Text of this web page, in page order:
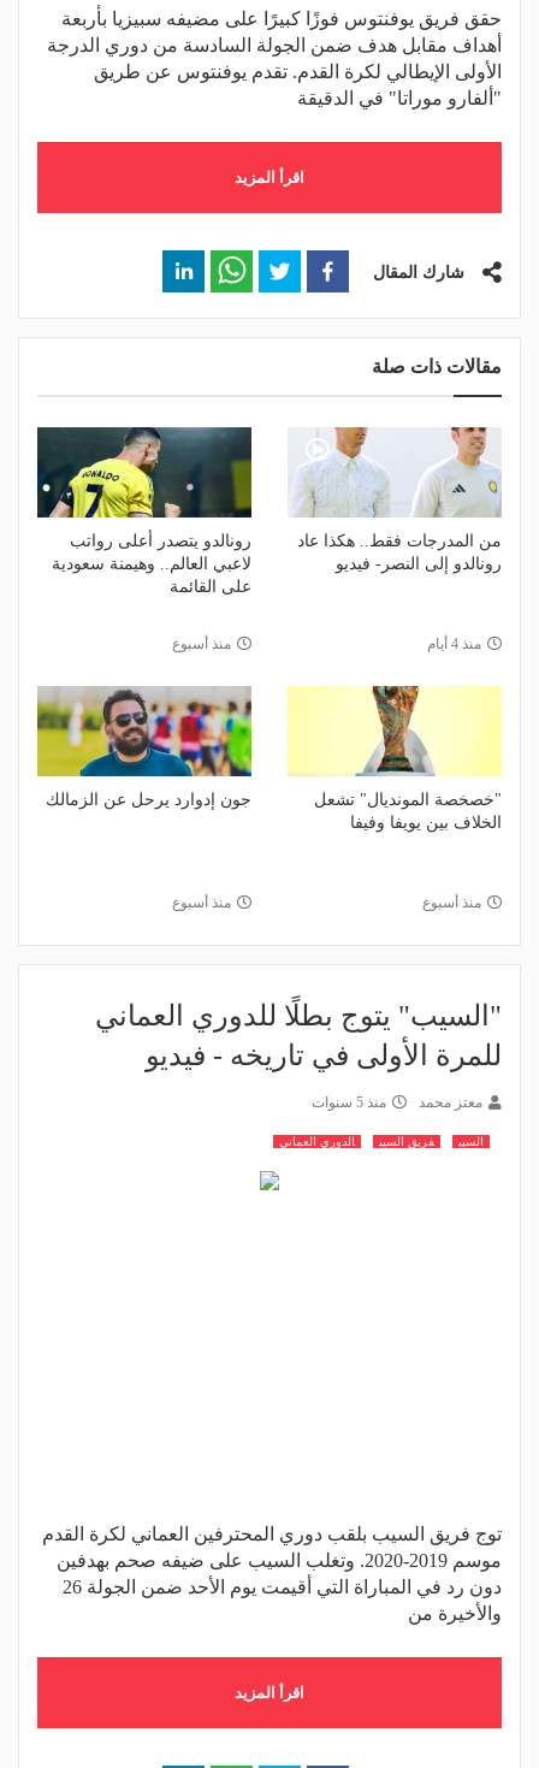
حقق فريق يوفنتوس فوزًا كبيرًا على مضيفه سبيزيا بأربعة
أهداف مقابل هدف ضمن الجولة السادسة من دوري الدرجة
الأولى الإيطالي لكرة القدم. تقدم يوفنتوس عن طريق
"ألفارو موراتا" في الدقيقة
اقرأ المزيد
شارك المقال
مقالات ذات صلة
من المدرجات فقط.. هكذا عاد
رونالدو إلى النصر- فيديو
منذ 4 أيام
رونالدو يتصدر أعلى رواتب
لاعبي العالم.. وهيمنة سعودية
على القائمة
منذ أسبوع
"خصخصة المونديال" تشعل
الخلاف بين يويفا وفيفا
منذ أسبوع
جون إدوارد يرحل عن الزمالك
منذ أسبوع
"السيب" يتوج بطلًا للدوري العماني
للمرة الأولى في تاريخه - فيديو
معتز محمد منذ 5 سنوات
السيب فريق السيب الدوري العماني
توج فريق السيب بلقب دوري المحترفين العماني لكرة القدم
موسم 2019-2020. وتغلب السيب على ضيفه صحم بهدفين
دون رد في المباراة التي أقيمت يوم الأحد ضمن الجولة 26
والأخيرة من
اقرأ المزيد